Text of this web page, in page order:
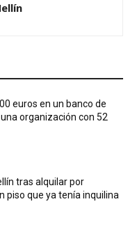
euros en un banco de
organización con 52
tras alquilar por
piso que ya tenía inquilina